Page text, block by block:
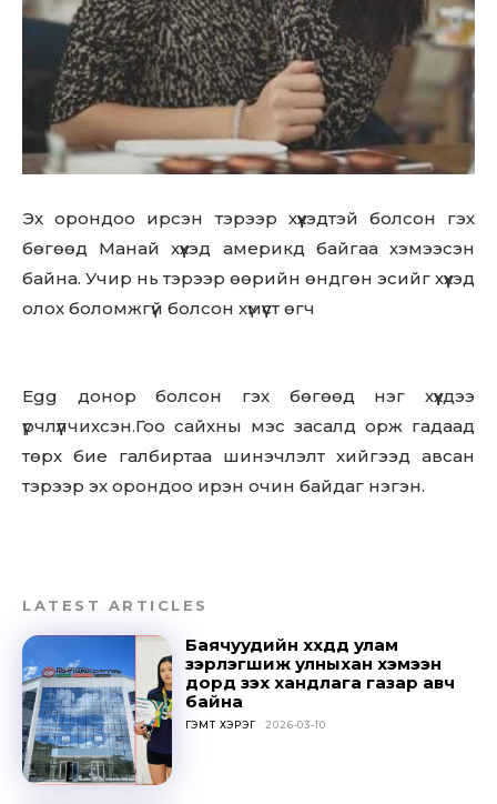
Don't miss
Sing up for our newsletter
to stay in the loop.
SUBSCRIBE
Эх орондоо ирсэн тэрээр хүүхэдтэй болсон гэх
бөгөөд Манай хүүхэд америкд байгаа хэмээсэн
байна. Учир нь тэрээр өөрийн өндгөн эсийг хүүхэд
олох боломжгүй болсон хүмүүст өгч
Egg донор болсон гэх бөгөөд нэг хүүхдээ
үрчлүүлчихсэн.Гоо сайхны мэс засалд орж гадаад
төрх бие галбиртаа шинэчлэлт хийгээд авсан
тэрээр эх орондоо ирэн очин байдаг нэгэн.
LATEST ARTICLES
Баячуудийн хүүхдүүд улам
зэрлэгшиж улныхан хэмээн
дорд үзэх хандлага газар авч
байна
ГЭМТ ХЭРЭГ 2026-03-10